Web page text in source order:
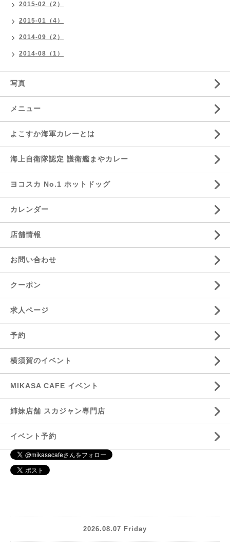
2015-02（2）
2015-01（4）
2014-09（2）
2014-08（1）
写真
メニュー
よこすか海軍カレーとは
海上自衛隊認定 護衛艦まやカレー
ヨコスカ No.1 ホットドッグ
カレンダー
店舗情報
お問い合わせ
クーポン
求人ページ
予約
横須賀のイベント
MIKASA CAFE イベント
姉妹店舗 スカジャン専門店
イベント予約
2026.08.07 Friday